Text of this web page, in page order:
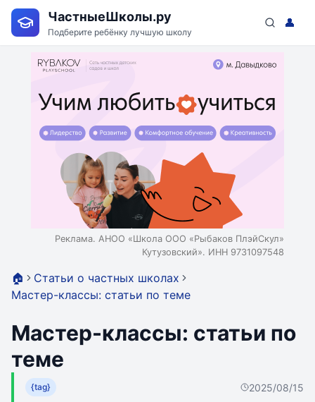
ЧастныеШколы.ру
Подберите ребёнку лучшую школу
👤
Реклама. АНОО «Школа ООО «Рыбаков ПлэйСкул»
Кутузовский». ИНН 9731097548
🏠
Статьи о частных школах
Мастер-классы: статьи по теме
Мастер-классы: статьи по
теме
{tag} 2025/08/15